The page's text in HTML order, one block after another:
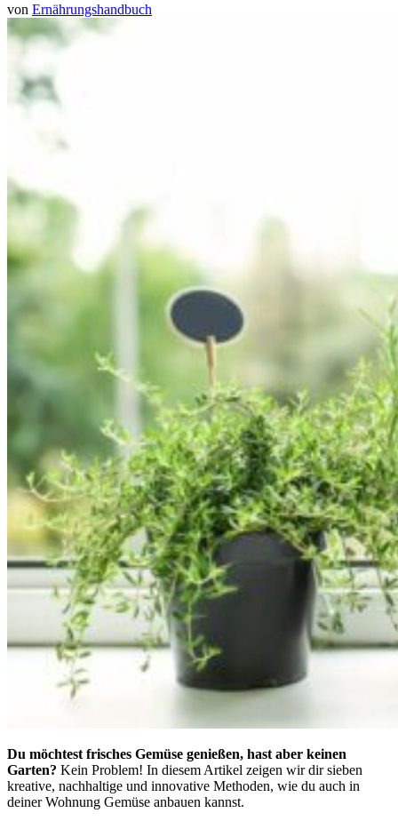
von Ernährungshandbuch
Du möchtest frisches Gemüse genießen, hast aber keinen
Garten? Kein Problem! In diesem Artikel zeigen wir dir sieben
kreative, nachhaltige und innovative Methoden, wie du auch in
deiner Wohnung Gemüse anbauen kannst.